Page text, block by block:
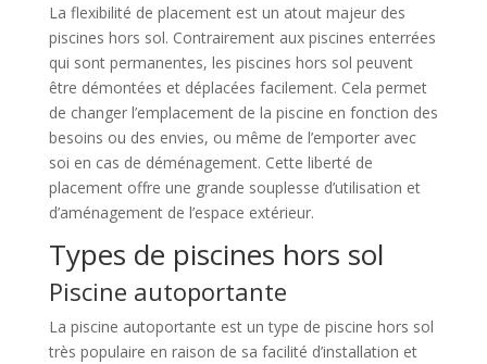
La flexibilité de placement est un atout majeur des
piscines hors sol. Contrairement aux piscines enterrées
qui sont permanentes, les piscines hors sol peuvent
être démontées et déplacées facilement. Cela permet
de changer l’emplacement de la piscine en fonction des
besoins ou des envies, ou même de l’emporter avec
soi en cas de déménagement. Cette liberté de
placement offre une grande souplesse d’utilisation et
d’aménagement de l’espace extérieur.
Types de piscines hors sol
Piscine autoportante
La piscine autoportante est un type de piscine hors sol
très populaire en raison de sa facilité d’installation et